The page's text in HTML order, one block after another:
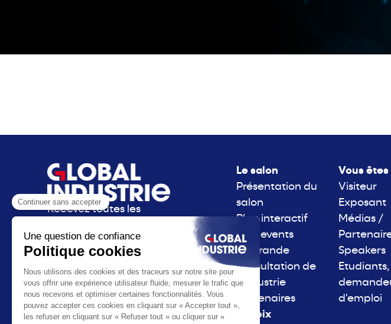
Recevez toutes les
Industrie directement
dans votre boite mail.
S'inscrire à la newsletter
Le salon
Présentation du
salon
Plan interactif
Side events
La grande
consultation de
l'Industrie
Partenaires
La voix
Vous êtes
Visiteur
Exposant
Médias /
Speakers
Etudiants,
d'emploi